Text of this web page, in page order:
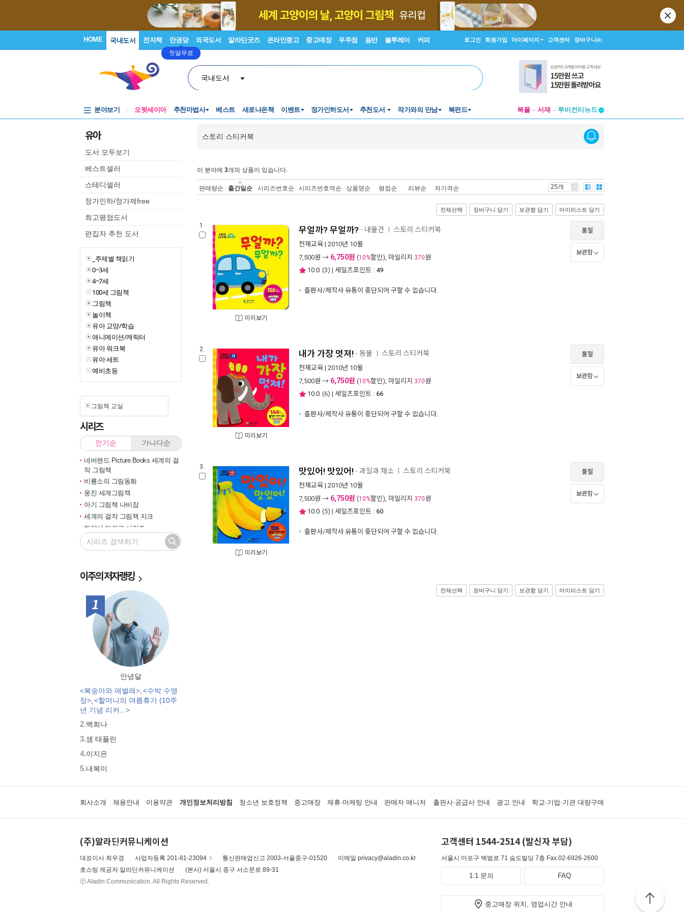
HOME 국내도서 전자책 만권당
첫달무료
외국도서 알라딘굿즈 온라인중고 중고매장 우주점 음반 블루레이 커피 로그인 회원가입 마이페이지 고객센터 장바구니(0)
국내도서
분야보기 오뒷세이아 추천마법사 베스트 새로나온책 이벤트 정가인하도서 추천도서 작가와의 만남 북펀드 북플 서재
투비컨티뉴드
투비컨티뉴드
유아
도서 모두보기
베스트셀러
스테디셀러
정가인하/정가제free
최고평점도서
편집자 추천 도서
_주제별 책읽기
0~3세
4~7세
100세 그림책
그림책
놀이책
유아 교양/학습
애니메이션/캐릭터
유아 워크북
유아 세트
예비초등
그림책 교실
시리즈
인기순 가나다순
네버랜드 Picture Books 세계의 걸
작 그림책
비룡소의 그림동화
웅진 세계그림책
아기 그림책 나비잠
세계의 걸작 그림책 지크
하야시 아키코 시리즈
길벗 기적의 학습법
마루벌의 좋은 그림책
민들레 그림책
비룡소 창작그림책
전통문화 그림책 솔거나라
베틀북 그림책
그림책은 내 친구
미래그림책
비룡소 전래동화
도토리 계절 그림책
옛이야기 그림책 까치호랑이
모두가 친구
벨 이마주
네버랜드 우리 걸작 그림책
비룡소 아기 그림책
세밀화로 그린 보리 아기그림책
붙여도 붙여도 스티커왕
국시꼬랭이 동네
보아요 아기 그림책
비룡소 세계의 옛이야기
과학은 내친구
로렌의 지식 그림책
황금도깨비상 수상작 (그림책)
우리 문화 그림책
이주의저자랭킹
1위
안녕달
<복숭아와 애벌레>, <수박 수영
장>, <할머니의 여름휴가 (10주
년 기념 리커...>
2.백희나
3.샘 태플린
4.이지은
5.내복이
스토리 스티커북
이 분야에 3개의 상품이 있습니다.
판매량순 출간일순 시리즈번호순 시리즈번호역순 상품명순 평점순 리뷰순 저가격순 25개
전체선택 장바구니 담기 보관함 담기 마이리스트 담기
1.
미리보기
무얼까? 무얼까? - 내물건 스토리 스티커북
천재교육 | 2010년 10월
7,500원 → 6,750원 (10%할인), 마일리지 370원
10.0 (3) | 세일즈포인트 : 49
출판사/제작사 유통이 중단되어 구할 수 없습니다.
품절
보관함
2.
미리보기
내가 가장 멋져! - 동물 스토리 스티커북
천재교육 | 2010년 10월
7,500원 → 6,750원 (10%할인), 마일리지 370원
10.0 (6) | 세일즈포인트 : 66
출판사/제작사 유통이 중단되어 구할 수 없습니다.
품절
보관함
3.
미리보기
맛있어! 맛있어! - 과일과 채소 스토리 스티커북
천재교육 | 2010년 10월
7,500원 → 6,750원 (10%할인), 마일리지 370원
10.0 (5) | 세일즈포인트 : 60
출판사/제작사 유통이 중단되어 구할 수 없습니다.
품절
보관함
전체선택 장바구니 담기 보관함 담기 마이리스트 담기
회사소개 채용안내 이용약관 개인정보처리방침 청소년 보호정책 중고매장 제휴·마케팅 안내 판매자 매니저 출판사·공급사 안내 광고 안내 학교·기업·기관 대량구매
(주)알라딘커뮤니케이션
대표이사 최우경 사업자등록 201-81-23094 통신판매업신고 2003-서울중구-01520
이메일 privacy@aladin.co.kr
호스팅 제공자 알라딘커뮤니케이션
(본사) 서울시 중구 서소문로 89-31
ⓒ Aladin Communication. All Rights Reserved.
고객센터 1544-2514 (발신자 부담)
서울시 마포구 백범로 71 숨도빌딩 7층 Fax 02-6926-2600
1:1 문의 FAQ
중고매장 위치, 영업시간 안내